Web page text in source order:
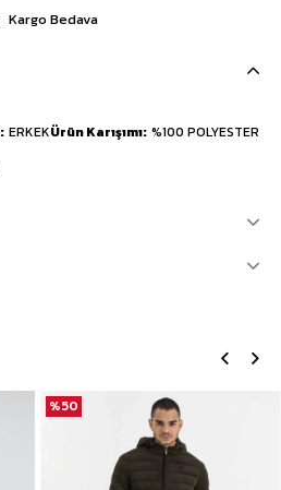
Kargo Bedava
ERKEKÜrün Karışımı %100 POLYESTER
%50